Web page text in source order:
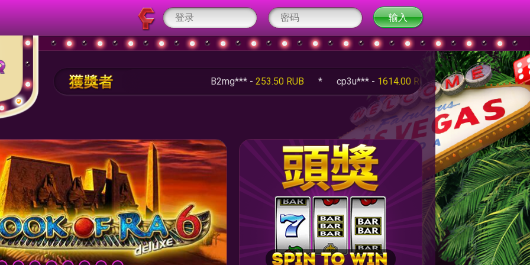
253.50 RUB *cp3u*** - 1614.00 RUB *q5Fm*** -100.00 RUB *